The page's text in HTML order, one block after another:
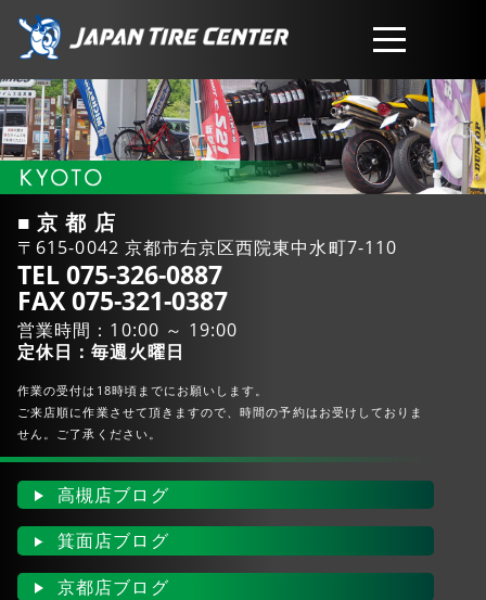
取扱商品
会社概要
工賃・サービスについて
お問い合わせ
■ 京 都 店
〒615-0042 京都市右京区西院東中水町7-110
TEL 075-326-0887
FAX 075-321-0387
営業時間：10:00 ～ 19:00
定休日：毎週火曜日
作業の受付は18時頃までにお願いします。
ご来店順に作業させて頂きますので、時間の予約はお受けしておりま
せん。ご了承ください。
高槻店ブログ
箕面店ブログ
京都店ブログ